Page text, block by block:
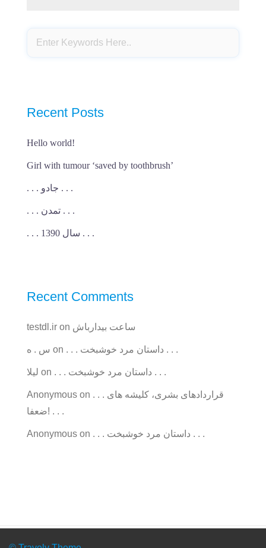
Recent Posts
Hello world!
Girl with tumour ‘saved by toothbrush’
. . . جادو . . .
. . . تمدن . . .
. . . سال 1390 . . .
Recent Comments
testdl.ir on ساعت بیدارباش
س . ه on . . . داستان مرد خوشبخت . . .
ليلا on . . . داستان مرد خوشبخت . . .
Anonymous on . . . قراردادهای بشری، کلیشه های
ضعفا! . . .
Anonymous on . . . داستان مرد خوشبخت . . .